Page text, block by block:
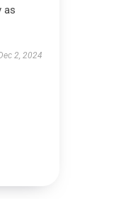
as
2, 2024